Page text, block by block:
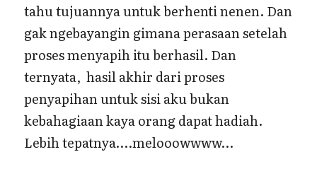
tahu tujuannya untuk berhenti nenen. Dan
gak ngebayangin gimana perasaan setelah
proses menyapih itu berhasil. Dan
ternyata, hasil akhir dari proses
penyapihan untuk sisi aku bukan
kebahagiaan kaya orang dapat hadiah.
Lebih tepatnya….melooowwww…